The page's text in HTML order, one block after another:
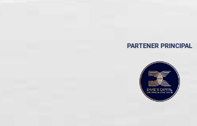
PARTENER PRINCIPAL